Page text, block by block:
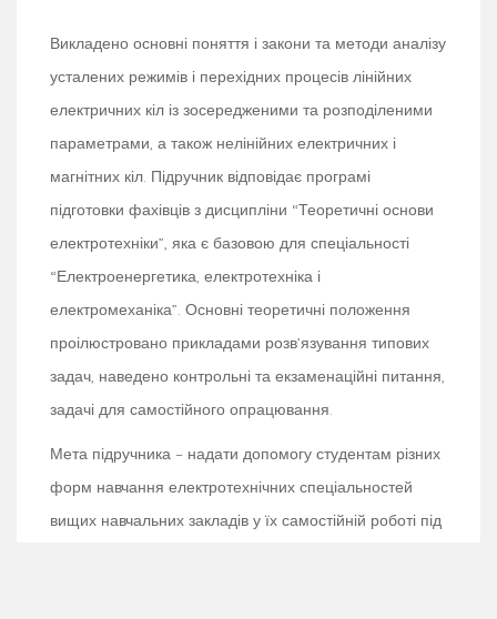
Викладено основні поняття і закони та методи аналізу
усталених режимів і перехідних процесів лінійних
електричних кіл із зосередженими та розподіленими
параметрами, а також нелінійних електричних і
магнітних кіл. Підручник відповідає програмі
підготовки фахівців з дисципліни “Теоретичні основи
електротехніки”, яка є базовою для спеціальності
“Електроенергетика, електротехніка і
електромеханіка”. Основні теоретичні положення
проілюстровано прикладами розв’язування типових
задач, наведено контрольні та екзаменаційні питання,
задачі для самостійного опрацювання.
Мета підручника – надати допомогу студентам різних
форм навчання електротехнічних спеціальностей
вищих навчальних закладів у їх самостійній роботі під